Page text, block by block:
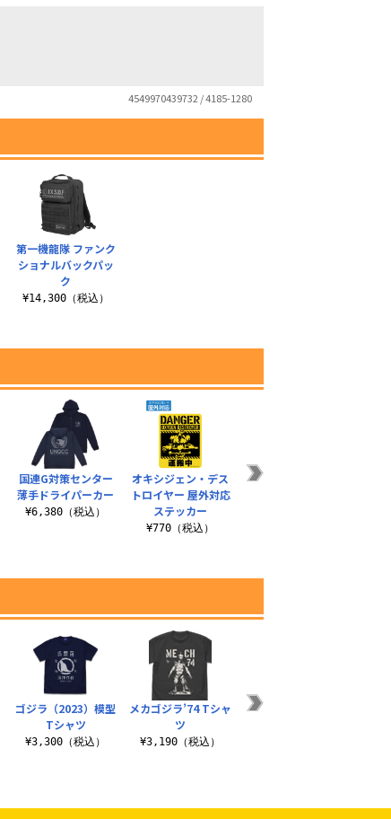
4549970439732 / 4185-1280
第一機龍隊 ファンク
ショナルバックパッ
ク
¥14,300（税込）
国連G対策センター
薄手ドライパーカー
¥6,380（税込）
オキシジェン・デス
トロイヤー 屋外対応
ステッカー
¥770（税込）
国連G対策センター
ゴジラ（2023）模型
Tシャツ
¥3,300（税込）
メカゴジラ’74 Tシャ
ツ
¥3,190（税込）
★限定★ゴジラ×大